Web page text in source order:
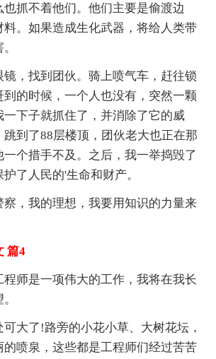
抓不着他们。他们主要是偷渡边
。如果造成生化武器，将给人类带
镜，找到团伙。骑上喷气车，赶往锁
到的时候，一个人也没有，突然一颗
一下子就抓住了，并消除了它的威
到了88层楼顶，团伙老大也正在那
一个措手不及。之后，我一举捣毁了
了人民的'生命和财产。
察，我的理想，我要用知识的力量来
篇4
师是一项伟大的工作，我将在我长
大了!路旁的小花小草、大树花坛，
的喷泉，这些都是工程师们经过苦苦